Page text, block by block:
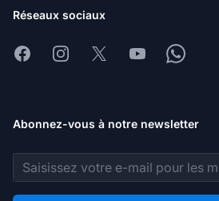
Réseaux sociaux
FacebookInstagram
X YoutubeWhatsapp
Abonnez-vous à notre newsletter
Adresse e-mail